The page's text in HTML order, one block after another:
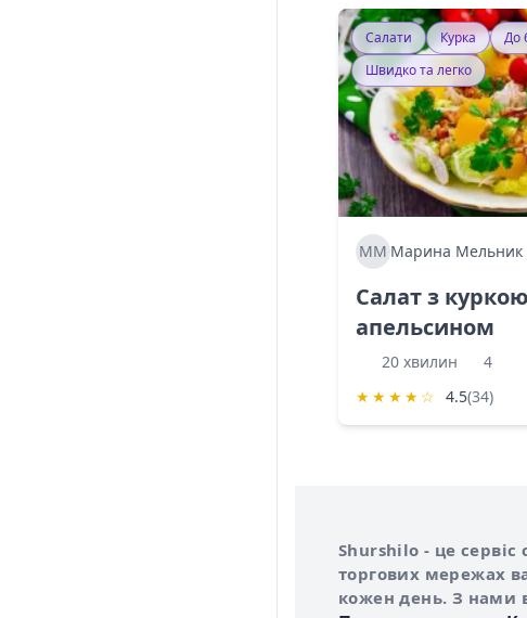
Салати Курка
До
Швидко та легко
ММ Марина Мельник
Салат з
апельсином
20 хвилин
4
★ ★ ★ ★ ☆ 4.5(34)
Про сервіс Shurshilo
Shurshilo - це сервіс
торгових мережах
кожен день. З нами